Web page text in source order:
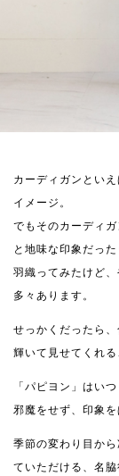
カーディガンとい
イメージ。
でもそのカーディ
と地味な印象だっ
羽織ってみたけど
多々あります。
せっかくだったら
輝いて見せてくれる
「パピヨン」はい
邪魔をせず、印象を
季節の変わり目か
ていただける、名